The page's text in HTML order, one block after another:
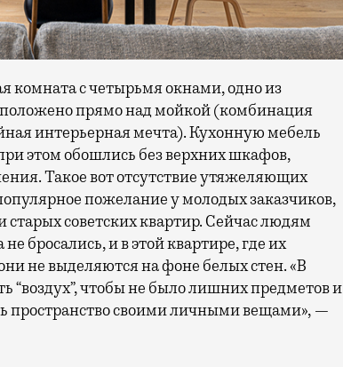
комната с четырьмя окнами, одно из
прямо над мойкой (комбинация
интерьерная мечта). Кухонную мебель
этом обошлись без верхних шкафов,
Такое вот отсутствие утяжеляющих
пожелание у молодых заказчиков,
советских квартир. Сейчас людям
бросались, и в этой квартире, где их
не выделяются на фоне белых стен. «В
чтобы не было лишних предметов и
пространство своими личными вещами», —